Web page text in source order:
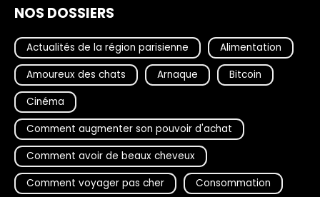
NOS DOSSIERS
Actualités de la région parisienne
Alimentation
Amoureux des chats
Arnaque
Bitcoin
Cinéma
Comment augmenter son pouvoir d'achat
Comment avoir de beaux cheveux
Comment voyager pas cher
Consommation